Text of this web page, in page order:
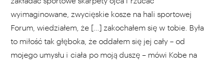
wyimaginowane, zwycięskie kosze na hali sportowej
Forum, wiedziałem, że [...] zakochałem się w tobie. Była
to miłość tak głęboka, że oddałem się jej cały – od
mojego umysłu i ciała po moją duszę – mówi Kobe na